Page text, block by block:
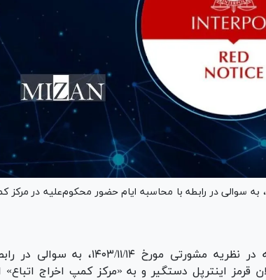
سوالی در رابطه با محاسبه ایام حضور محکوم‌علیه در مرکز
اداره کل حقوقی قوه قضاییه در نظریه مشورتی مورخ ۱۴۰۳/۱۱/۱۴، به
اینترپل دستگیر و به «مرکز کمپ اخراج اتباع»